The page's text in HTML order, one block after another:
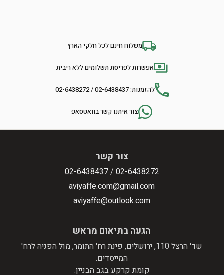
משלוח חינם לכל חלקי הארץ
אפשרות לפריסת תשלומים ללא ריבית
להזמנות: 02-6438437 / 02-6438272
צור איתנו קשר בוואטסאפ
צור קשר
02-6438272
/
02-6438437
aviyaffe.com@gmail.com
aviyaffe@outlook.com
הגעה בתיאום מראש
שד' הרצל 110, ירושלים, פינת רח' התומר, מול הפניה לרח'
המייסדים.
קומת קרקע בגב הבניין.